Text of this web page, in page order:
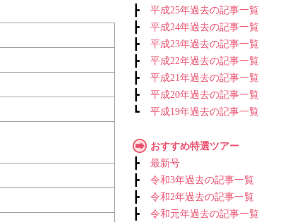
┣ 平成25年過去の記事一覧
┣ 平成24年過去の記事一覧
┣ 平成23年過去の記事一覧
┣ 平成22年過去の記事一覧
┣ 平成21年過去の記事一覧
┣ 平成20年過去の記事一覧
┗ 平成19年過去の記事一覧
おすすめ特選ツアー
┣ 最新号
┣ 令和3年過去の記事一覧
┣ 令和2年過去の記事一覧
┣ 令和元年過去の記事一覧